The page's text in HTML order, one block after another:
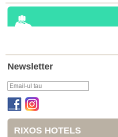
Newsletter
RIXOS HOTELS